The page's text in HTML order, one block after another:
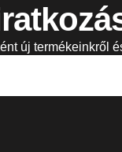
új termékeinkről